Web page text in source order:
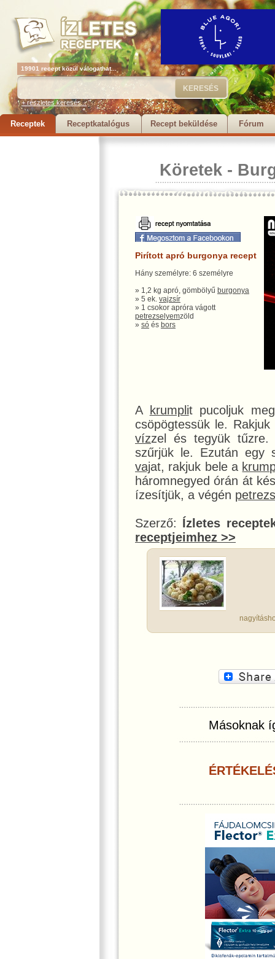
19901 recept közül válogathat...
+ részletes keresés...
Receptek Receptkatalógus Recept beküldése Fórum
Köretek -
Pirított apró burgonya recept
Hány személyre: 6 személyre
» 1,2 kg apró, gömbölyű burgonya
» 5 ek. vajzsír
» 1 csokor apróra vágott
petrezselyemzöld
» só és bors
A krumplit pucoljuk
csöpögtessük le.
vízzel és tegyük
szűrjük le. Ezután egy
vajat, rakjuk bele a
háromnegyed órán át
ízesítjük, a végén
Szerző: Ízletes
receptjeimhez >>
Másoknak